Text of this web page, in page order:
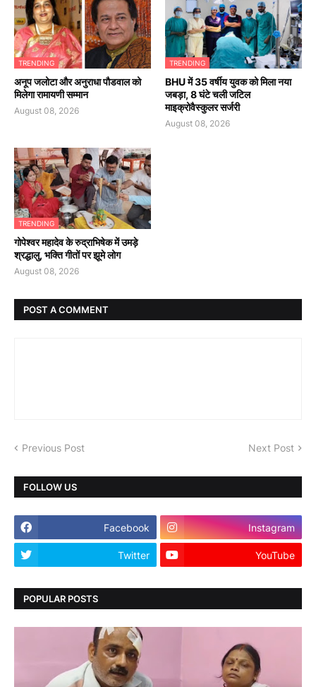
TRENDING
अनूप जलोटा और अनुराधा पौडवाल को
मिलेगा रामायणी सम्मान
August 08, 2026
TRENDING
BHU में 35 वर्षीय युवक को मिला नया
जबड़ा, 8 घंटे चली जटिल
माइक्रोवैस्कुलर सर्जरी
August 08, 2026
TRENDING
गोपेश्वर महादेव के रुद्राभिषेक में उमड़े
श्रद्धालु, भक्ति गीतों पर झूमे लोग
August 08, 2026
POST A COMMENT
Previous Post Next Post
FOLLOW US
Facebook Instagram
Twitter YouTube
POPULAR POSTS